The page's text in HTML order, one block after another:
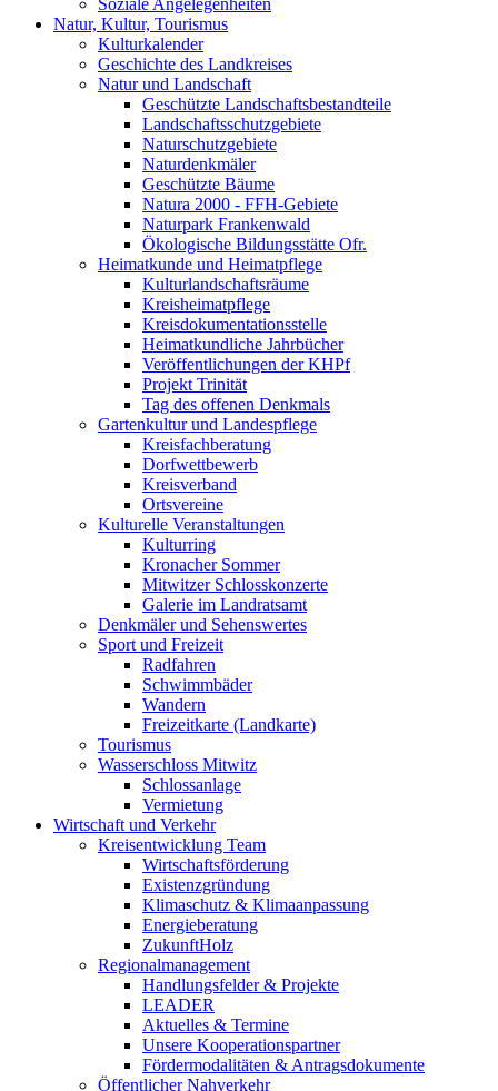
Soziale Angelegenheiten
Natur, Kultur, Tourismus
Kulturkalender
Geschichte des Landkreises
Natur und Landschaft
Geschützte Landschaftsbestandteile
Landschaftsschutzgebiete
Naturschutzgebiete
Naturdenkmäler
Geschützte Bäume
Natura 2000 - FFH-Gebiete
Naturpark Frankenwald
Ökologische Bildungsstätte Ofr.
Heimatkunde und Heimatpflege
Kulturlandschaftsräume
Kreisheimatpflege
Kreisdokumentationsstelle
Heimatkundliche Jahrbücher
Veröffentlichungen der KHPf
Projekt Trinität
Tag des offenen Denkmals
Gartenkultur und Landespflege
Kreisfachberatung
Dorfwettbewerb
Kreisverband
Ortsvereine
Kulturelle Veranstaltungen
Kulturring
Kronacher Sommer
Mitwitzer Schlosskonzerte
Galerie im Landratsamt
Denkmäler und Sehenswertes
Sport und Freizeit
Radfahren
Schwimmbäder
Wandern
Freizeitkarte (Landkarte)
Tourismus
Wasserschloss Mitwitz
Schlossanlage
Vermietung
Wirtschaft und Verkehr
Kreisentwicklung Team
Wirtschaftsförderung
Existenzgründung
Klimaschutz & Klimaanpassung
Energieberatung
ZukunftHolz
Regionalmanagement
Handlungsfelder & Projekte
LEADER
Aktuelles & Termine
Unsere Kooperationspartner
Fördermodalitäten & Antragsdokumente
Öffentlicher Nahverkehr